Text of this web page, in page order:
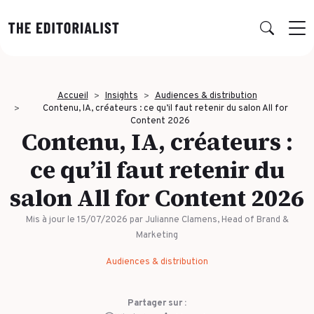
NOS EXPERTISES
Data & Insights
Stratégie & Positionnement
Production éditoriale
Concepts créatifs & Multimédia
Multidiffusion qualifiée
SUCCESS STORIES
PAR SECTEUR
Banque & Assurance
Finance & Private Equity
Énergie & Industrie
INSIGHTS
PUBLICATIONS
Book RSE
Book récit durabilité
Études, Notes de recherche & Benchmarks
Audiences & distribution
À PROPOS
L’AGENCE
Notre réseau d’experts
Charte IA
Nos engagements RSE
Accueil Insights
Audiences & distribution
Contenu, IA, créateurs : ce qu’il faut retenir du salon All for
Content 2026
Contenu, IA, créateurs :
ce qu’il faut retenir du
salon All for Content 2026
Mis à jour le 15/07/2026 par Julianne Clamens, Head of Brand &
Marketing
Audiences & distribution
Partager sur :